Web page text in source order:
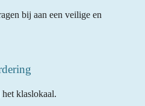
bij aan een veilige en
klaslokaal.